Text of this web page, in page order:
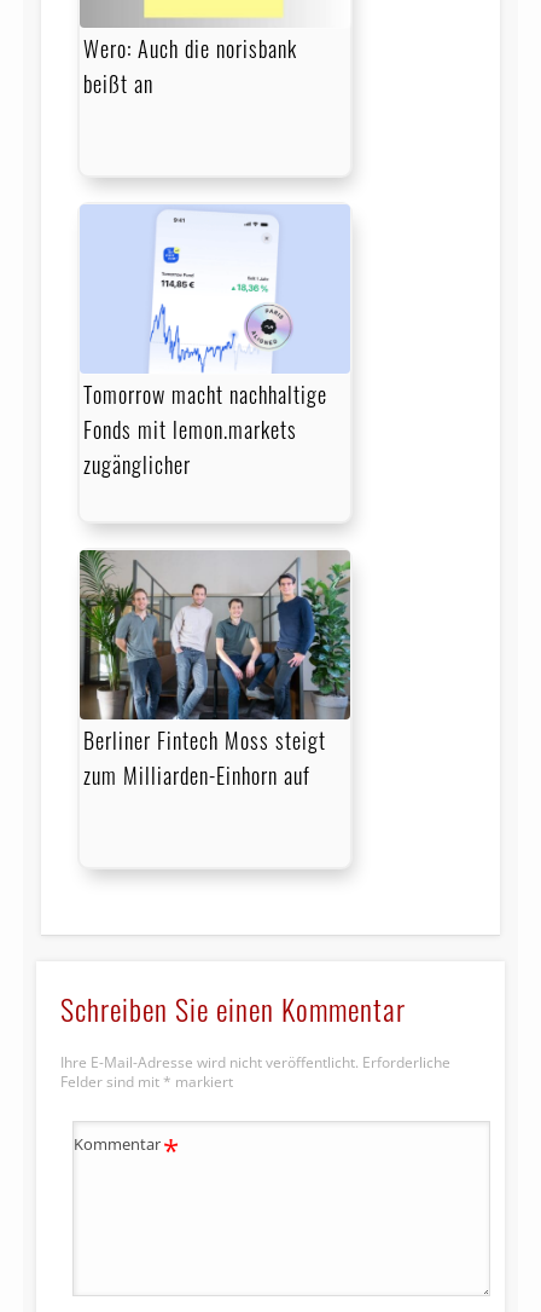
Wero: Auch die norisbank
beißt an
Tomorrow macht nachhaltige
Fonds mit lemon.markets
zugänglicher
Berliner Fintech Moss steigt
zum Milliarden-Einhorn auf
Schreiben Sie einen Kommentar
Ihre E-Mail-Adresse wird nicht veröffentlicht. Erforderliche
Felder sind mit * markiert
Kommentar*